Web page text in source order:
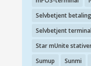
Selvbetjent
Selvbetjent terminal
Star mUnite
Sumup
Sunmi